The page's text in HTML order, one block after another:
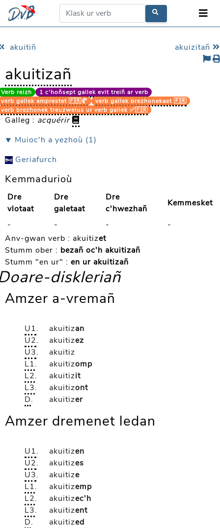
akuitiñ akuizitañ
akuitizañ
Verb reizh
1 c'hoñsept gallek evit treiñ ar verb
verb gallek amprestet 🇫🇷🥐
verb gallek brezhonekaet 🇫🇷
verb brezhonek treuzwelus ur verb gallek ✅🇫🇷
Galleg : acquérir
⯆ Muioc'h a yezhoù (1)
Geriafurch
Kemmadurioù
Dre
vlotaat
Dre
galetaat
Dre
c'hwezhañ
Kemmesket
-
- -
-
Anv-gwan verb : akuitizet
Stumm ober : bezañ oc'h akuitizañ
Stumm "en ur" : en ur akuitizañ
diskleriañ
Amzer a-vremañ
U1. akuitizan
U2. akuitizez
U3.
akuitiz
L1. akuitizomp
L2. akuitizit
L3. akuitizont
D. akuitizer
Amzer dremenet ledan
U1. akuitizen
U2. akuitizes
U3. akuitize
L1. akuitizemp
L2. akuitizec'h
L3. akuitizent
D. akuitized